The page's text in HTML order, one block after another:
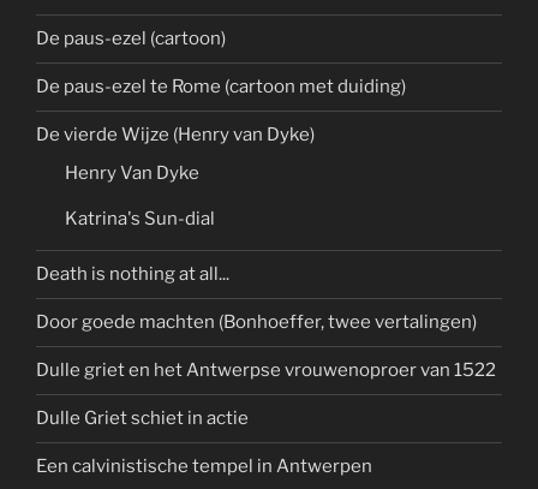
De paus-ezel (cartoon)
De paus-ezel te Rome (cartoon met duiding)
De vierde Wijze (Henry van Dyke)
Henry Van Dyke
Katrina's Sun-dial
Death is nothing at all...
Door goede machten (Bonhoeffer, twee vertalingen)
Dulle griet en het Antwerpse vrouwenoproer van 1522
Dulle Griet schiet in actie
Een calvinistische tempel in Antwerpen